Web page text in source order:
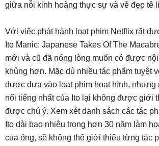
giữa nỗi kinh hoàng thực sự và vẻ đẹp tê
Với việc phát hành loạt phim Netflix rất
Ito Manic: Japanese Takes Of The
mới và cũ đã nóng lòng muốn có được
khủng hơn. Mặc dù nhiều tác phẩm tuyệt
được đưa vào loạt phim hoạt hình, nhưng
nổi tiếng nhất của Ito lại không được giới
được chú ý. Xem xét danh sách các tác
Ito dài bao nhiêu trong hơn 30 năm làm
của ông, sẽ không thể giới thiệu từng tác